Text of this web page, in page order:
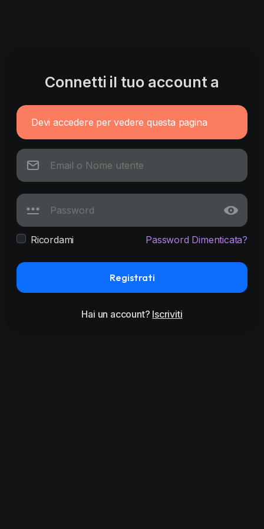
Connetti il tuo account a
Devi accedere per vedere questa pagina
Ricordami Password Dimenticata?
Registrati
Hai un account? Iscriviti